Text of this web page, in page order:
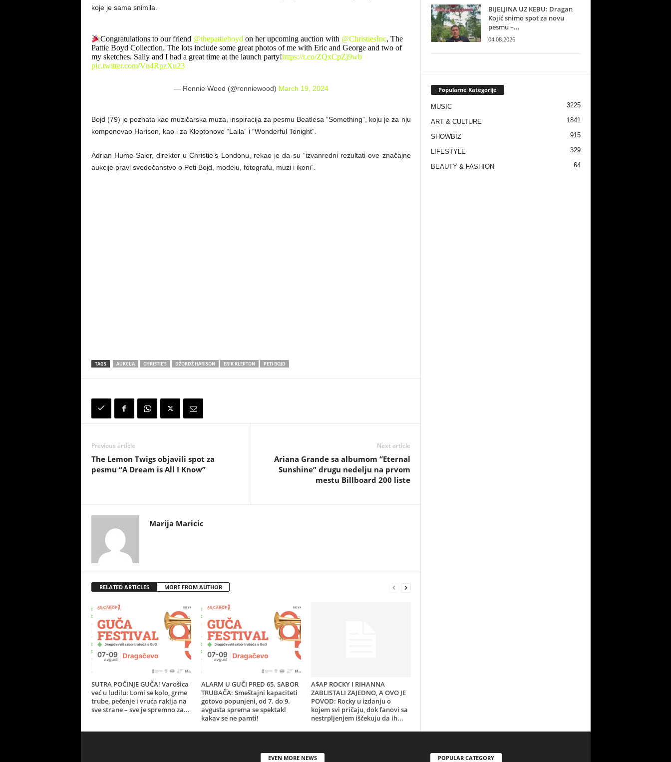
koje je sama snimila.
Congratulations to our friend @thepattieboydon her upcoming auction with @ChristiesInc, The
Pattie Boyd Collection. The lots include some great photos of me with Eric and George and two of
my sketches. Sally and I had a great time at the launch party!https://t.co/ZQxCpZj9wb
pic.twitter.com/Vn4RpzXu23
— Ronnie Wood (@ronniewood) March 19, 2024
Bojd (79) je poznata kao muzičarska muza, inspiracija za pesmu Beatlesa “Something”, koju je za nju
komponovao Harison, kao i za Kleptonove “Laila” i “Wonderful Tonight”.
Adrian Hume-Saier, direktor u Christie’s Londonu, rekao je da su “izvanredni rezultati ove značajne
aukcije pravi svedočanstvo o Peti Bojd, modelu, fotografu, muzi i ikoni”.
TAGS AUKCIJA CHRISTIE’S DŽORDŽ HARISON ERIK KLEPTON PETI BOJD
Previous article
The Lemon Twigs objavili spot za
pesmu “A Dream is All I Know”
Next article
Ariana Grande sa albumom “Eternal
Sunshine” drugu nedelju na prvom
mestu Billboard 200 liste
Marija Maricic
RELATED ARTICLES MORE FROM AUTHOR
SUTRA POČINJE GUČA! Varošica
već u ludilu: Lomi se kolo, grme
trube, pečenje i vruća rakija na
sve strane – sve je spremno za...
ALARM U GUČI PRED 65. SABOR
TRUBAČA: Smeštajni kapaciteti
gotovo popunjeni, od 7. do 9.
avgusta sprema se spektakl
kakav se ne pamti!
A$AP ROCKY I RIHANNA
ZABLISTALI ZAJEDNO, A OVO JE
POVOD: Rocky u izdanju o
kojem svi pričaju, dok fanovi sa
nestrpljenjem iščekuju da ih...
BIJELJINA UZ KEBU: Dragan
Kojić snimo spot za novu
pesmu –...
04.08.2026
Popularne Kategorije
MUSIC 3225
ART & CULTURE 1841
SHOWBIZ 915
LIFESTYLE 329
BEAUTY & FASHION 64
EVEN MORE NEWS POPULAR CATEGORY